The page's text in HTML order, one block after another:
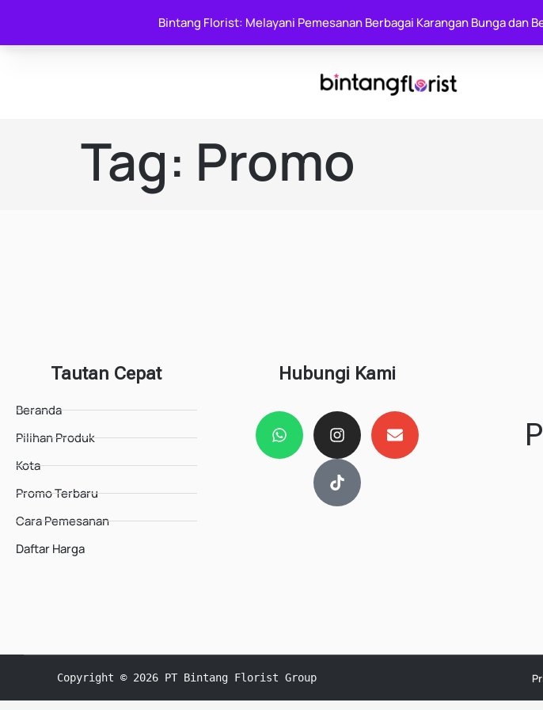
Bintang Florist: Melayani Pemesanan Berbagai Karangan Bunga dan
Tag: Promo
Tautan Cepat
Beranda
Pilihan Produk
Kota
Promo Terbaru
Cara Pemesanan
Daftar Harga
Hubungi Kami
Copyright © 2026 PT Bintang Florist Group